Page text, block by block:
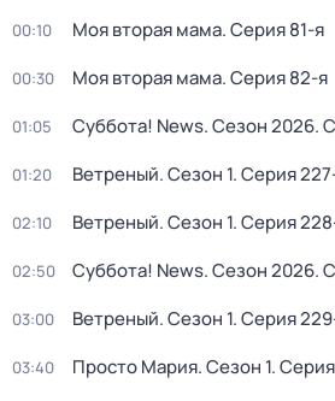
00:10 Моя вторая мама. Серия 81-я
00:30 Моя вторая мама. Серия 82-я
01:05 Суббота! News. Сезон 2026.
01:20 Ветреный. Сезон 1. Серия
02:10 Ветреный. Сезон 1. Серия
02:50 Суббота! News. Сезон 2026.
03:00 Ветреный. Сезон 1. Серия
03:40 Просто Мария. Сезон 1.